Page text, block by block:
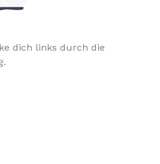
dich links durch die